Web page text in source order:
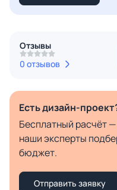
Отзывы
0 отзывов
Есть дизайн-
Бесплатный расчёт
наши эксперты
бюджет.
Отправить заявку